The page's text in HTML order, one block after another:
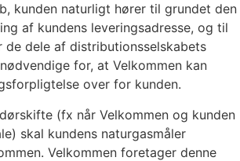
kunden naturligt hører til grundet den
af kundens leveringsadresse, og til
dele af distributionsselskabets
for, at Velkommen kan
over for kunden.
(fx når Velkommen og kunden
skal kundens naturgasmåler
Velkommen foretager denne